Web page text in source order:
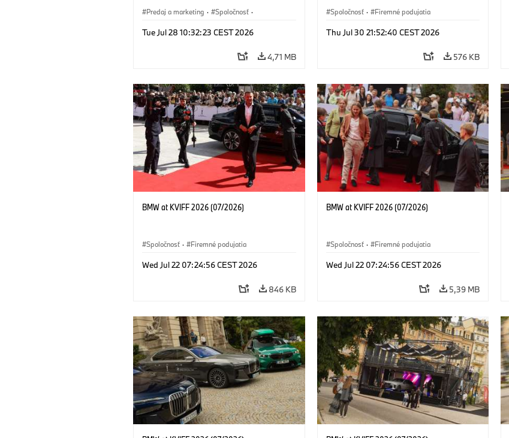
Predaj a marketing · Spoločnosť ·
Tue Jul 28 10:32:23 CEST 2026
4,71 MB
@benfrankephoto.
Spoločnosť · Firemné podujatia
Thu Jul 30 21:52:40 CEST 2026
576 KB
BMW at KVIFF 2026 (07/2026)
Spoločnosť · Firemné podujatia
Wed Jul 22 07:24:56 CEST 2026
846 KB
BMW at KVIFF 2026 (07/2026)
Spoločnosť · Firemné podujatia
Wed Jul 22 07:24:56 CEST 2026
5,39 MB